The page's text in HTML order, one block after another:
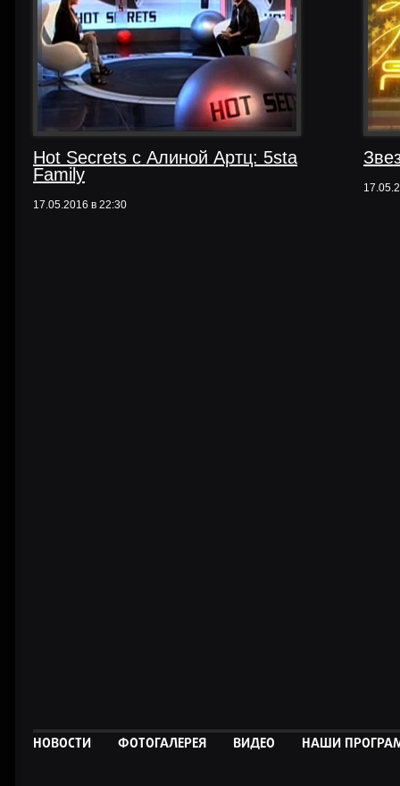
Hot Secrets с Алиной Артц: 5sta
Family
17.05.2016 в 22:30
НОВОСТИ ФОТОГАЛЕРЕЯ ВИДЕО НАШИ